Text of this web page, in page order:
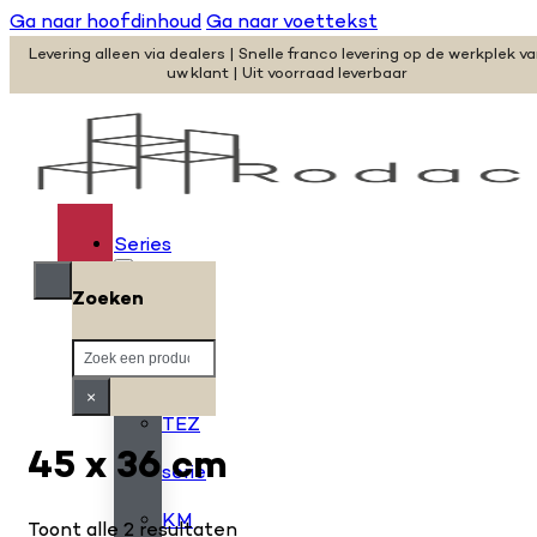
Ga naar hoofdinhoudGa naar voettekst
Levering alleen via dealers | Snelle franco levering op de werkplek
uw klant | Uit voorraad leverbaar
Series
serie
TEZ
serie
KM
Zoeken
Zoeken
×
45 x 36 cm
Toont alle 2 resultaten